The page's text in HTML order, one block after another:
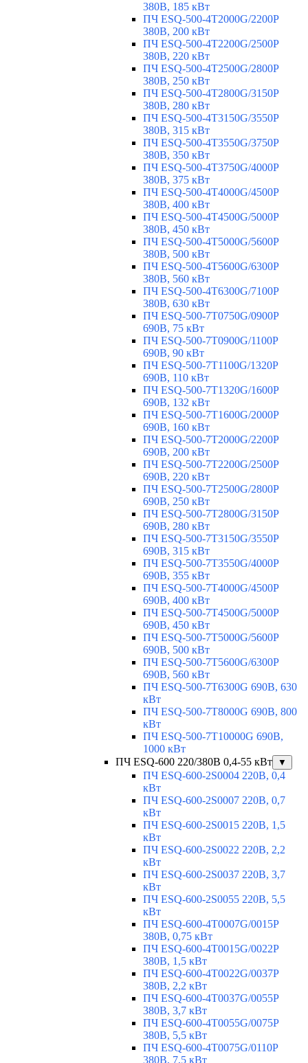
380В, 185 кВт
ПЧ ESQ-500-4T2000G/2200P
380В, 200 кВт
ПЧ ESQ-500-4T2200G/2500P
380В, 220 кВт
ПЧ ESQ-500-4T2500G/2800P
380В, 250 кВт
ПЧ ESQ-500-4T2800G/3150P
380В, 280 кВт
ПЧ ESQ-500-4T3150G/3550P
380В, 315 кВт
ПЧ ESQ-500-4T3550G/3750P
380В, 350 кВт
ПЧ ESQ-500-4T3750G/4000P
380В, 375 кВт
ПЧ ESQ-500-4T4000G/4500P
380В, 400 кВт
ПЧ ESQ-500-4T4500G/5000P
380В, 450 кВт
ПЧ ESQ-500-4T5000G/5600P
380В, 500 кВт
ПЧ ESQ-500-4T5600G/6300P
380В, 560 кВт
ПЧ ESQ-500-4T6300G/7100P
380В, 630 кВт
ПЧ ESQ-500-7T0750G/0900P
690В, 75 кВт
ПЧ ESQ-500-7T0900G/1100P
690В, 90 кВт
ПЧ ESQ-500-7T1100G/1320P
690В, 110 кВт
ПЧ ESQ-500-7T1320G/1600P
690В, 132 кВт
ПЧ ESQ-500-7T1600G/2000P
690В, 160 кВт
ПЧ ESQ-500-7T2000G/2200P
690В, 200 кВт
ПЧ ESQ-500-7T2200G/2500P
690В, 220 кВт
ПЧ ESQ-500-7T2500G/2800P
690В, 250 кВт
ПЧ ESQ-500-7T2800G/3150P
690В, 280 кВт
ПЧ ESQ-500-7T3150G/3550P
690В, 315 кВт
ПЧ ESQ-500-7T3550G/4000P
690В, 355 кВт
ПЧ ESQ-500-7T4000G/4500P
690В, 400 кВт
ПЧ ESQ-500-7T4500G/5000P
690В, 450 кВт
ПЧ ESQ-500-7T5000G/5600P
690В, 500 кВт
ПЧ ESQ-500-7T5600G/6300P
690В, 560 кВт
ПЧ ESQ-500-7T6300G 690В, 630
кВт
ПЧ ESQ-500-7T8000G 690В, 800
кВт
ПЧ ESQ-500-7T10000G 690В,
1000 кВт
ПЧ ESQ-600 220/380В 0,4-55 кВт
▼
ПЧ ESQ-600-2S0004 220В, 0,4
кВт
ПЧ ESQ-600-2S0007 220В, 0,7
кВт
ПЧ ESQ-600-2S0015 220В, 1,5
кВт
ПЧ ESQ-600-2S0022 220В, 2,2
кВт
ПЧ ESQ-600-2S0037 220В, 3,7
кВт
ПЧ ESQ-600-2S0055 220В, 5,5
кВт
ПЧ ESQ-600-4T0007G/0015P
380В, 0,75 кВт
ПЧ ESQ-600-4T0015G/0022P
380В, 1,5 кВт
ПЧ ESQ-600-4T0022G/0037P
380В, 2,2 кВт
ПЧ ESQ-600-4T0037G/0055P
380В, 3,7 кВт
ПЧ ESQ-600-4T0055G/0075P
380В, 5,5 кВт
ПЧ ESQ-600-4T0075G/0110P
380В, 7,5 кВт